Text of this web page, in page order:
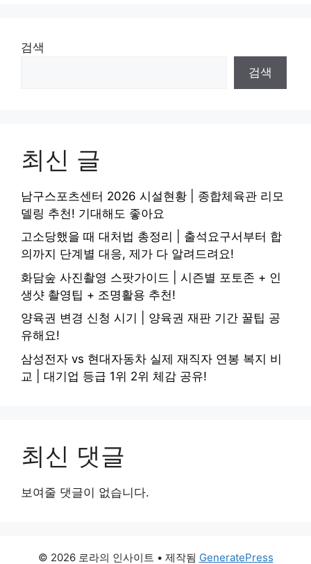
검색
검색
최신 글
남구스포츠센터 2026 시설현황 | 종합체육관 리모
델링 추천! 기대해도 좋아요
고소당했을 때 대처법 총정리 | 출석요구서부터 합
의까지 단계별 대응, 제가 다 알려드려요!
화담숲 사진촬영 스팟가이드 | 시즌별 포토존 + 인
생샷 촬영팁 + 조명활용 추천!
양육권 변경 신청 시기 | 양육권 재판 기간 꿀팁 공
유해요!
삼성전자 vs 현대자동차 실제 재직자 연봉 복지 비
교 | 대기업 등급 1위 2위 체감 공유!
최신 댓글
보여줄 댓글이 없습니다.
© 2026 로라의 인사이트 • 제작됨 GeneratePress